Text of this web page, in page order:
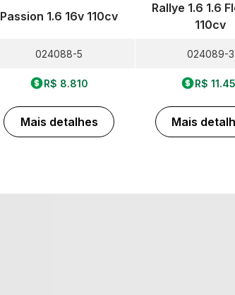
Passion 1.6 16v 110cv
024088-5
R$ 8.810
Mais detalhes
Rallye 1.6 1.6
110cv
024089-3
R$
Mais